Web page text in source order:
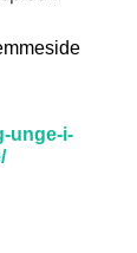
unge-i-